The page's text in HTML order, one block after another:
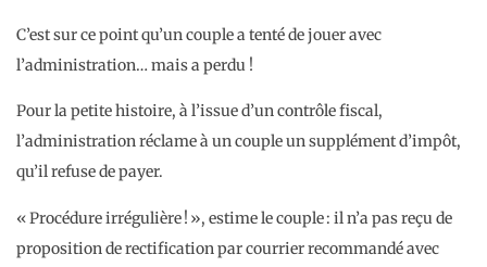
C’est sur ce point qu’un couple a tenté de jouer avec
l’administration… mais a perdu !
Pour la petite histoire, à l’issue d’un contrôle fiscal,
l’administration réclame à un couple un supplément d’impôt,
qu’il refuse de payer.
« Procédure irrégulière ! », estime le couple : il n’a pas reçu de
proposition de rectification par courrier recommandé avec